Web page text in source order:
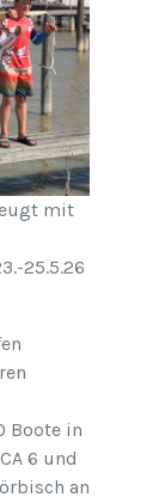
mit
25.5.26
Boote in
6 und
an